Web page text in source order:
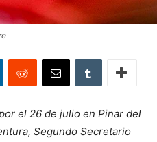
el 26 de julio en Pinar del
Segundo Secretario